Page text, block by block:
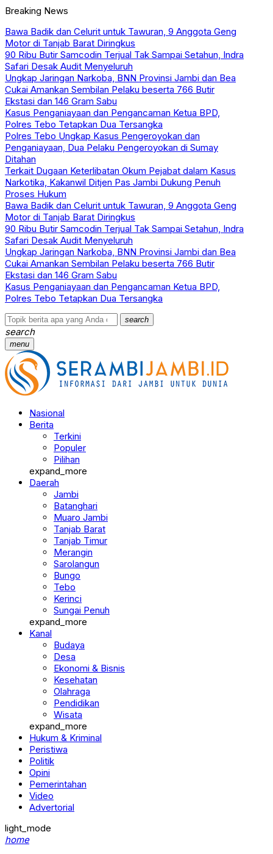
Breaking News
Bawa Badik dan Celurit untuk Tawuran, 9 Anggota Geng
Motor di Tanjab Barat Diringkus
90 Ribu Butir Samcodin Terjual Tak Sampai Setahun, Indra
Safari Desak Audit Menyeluruh
Ungkap Jaringan Narkoba, BNN Provinsi Jambi dan Bea
Cukai Amankan Sembilan Pelaku beserta 766 Butir
Ekstasi dan 146 Gram Sabu
Kasus Penganiayaan dan Pengancaman Ketua BPD,
Polres Tebo Tetapkan Dua Tersangka
Polres Tebo Ungkap Kasus Pengeroyokan dan
Penganiayaan, Dua Pelaku Pengeroyokan di Sumay
Ditahan
Terkait Dugaan Keterlibatan Okum Pejabat dalam Kasus
Narkotika, Kakanwil Ditjen Pas Jambi Dukung Penuh
Proses Hukum
Bawa Badik dan Celurit untuk Tawuran, 9 Anggota Geng
Motor di Tanjab Barat Diringkus
90 Ribu Butir Samcodin Terjual Tak Sampai Setahun, Indra
Safari Desak Audit Menyeluruh
Ungkap Jaringan Narkoba, BNN Provinsi Jambi dan Bea
Cukai Amankan Sembilan Pelaku beserta 766 Butir
Ekstasi dan 146 Gram Sabu
Kasus Penganiayaan dan Pengancaman Ketua BPD,
Polres Tebo Tetapkan Dua Tersangka
search
search
menu
Nasional
Berita
Terkini
Populer
Pilihan
expand_more
Daerah
Jambi
Batanghari
Muaro Jambi
Tanjab Barat
Tanjab Timur
Merangin
Sarolangun
Bungo
Tebo
Kerinci
Sungai Penuh
expand_more
Kanal
Budaya
Desa
Ekonomi & Bisnis
Kesehatan
Olahraga
Pendidikan
Wisata
expand_more
Hukum & Kriminal
Peristiwa
Politik
Opini
Pemerintahan
Video
Advertorial
light_mode
home